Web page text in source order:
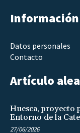
Información
Datos personales
Contacto
Artículo
Huesca, proyecto
Entorno de la
27/06/2026